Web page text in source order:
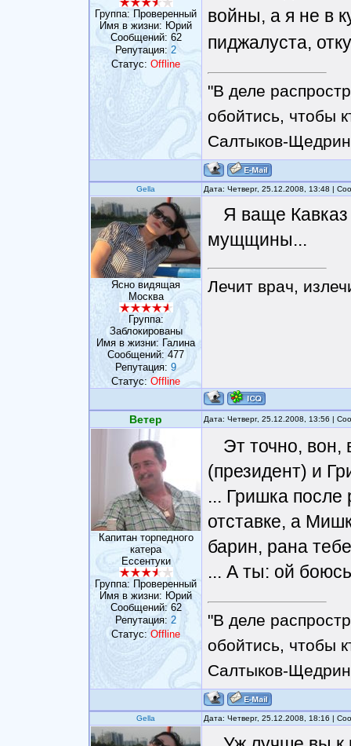
Группа: Проверенный
Имя в жизни: Юрий
Сообщений: 62
Репутация: 2
Статус: Offline
войны, а я не в
пиджалуста,
"В деле
обойтись, чтобы
Салтыков-
Gella Дата: Четверг, 25.12.2008, 13:48 |
Ясно видящая
Москва
Группа:
Заблокированы
Имя в жизни: Галина
Сообщений: 477
Репутация: 9
Статус:Offline
Я ваще
мущщины...
Лечит врач,
Ветер Дата: Четверг, 25.12.2008, 13:56 |
Капитан торпедного
катера
Ессентуки
Группа: Проверенный
Имя в жизни: Юрий
Сообщений: 62
Репутация: 2
Статус: Offline
Эт точно, вон,
(президент) и
... Гришка
отставке, а
барин, рана
... А ты: ой
"В деле
обойтись, чтобы
Салтыков-
Gella Дата: Четверг, 25.12.2008, 18:16 |